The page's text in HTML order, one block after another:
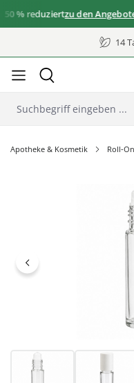
%reduziertzu den Angeboten
14
Apotheke & Kosmetik Roll-
Bildergalerie